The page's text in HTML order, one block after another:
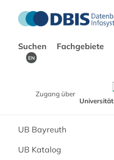
Suchen Fachgebiete
EN
Zugang über
UB Bayreuth
UB Katalog